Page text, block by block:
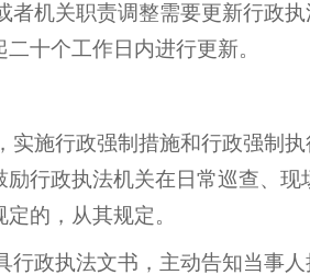
者机关职责调整需要更新行政
十个工作日内进行更新。
施行政强制措施和行政强制
行政执法机关在日常巡查、
的，从其规定。
政执法文书，主动告知当事